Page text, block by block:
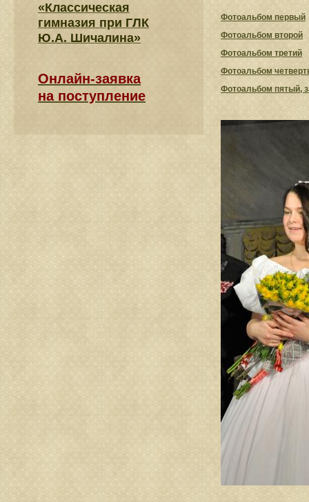
Фотоальбом первый
Фотоальбом второй
Фотоальбом третий
Фотоальбом
Фотоальбом пятый,
«Классическая
гимназия при ГЛК
Ю.А. Шичалина»
Онлайн-заявка
на поступление